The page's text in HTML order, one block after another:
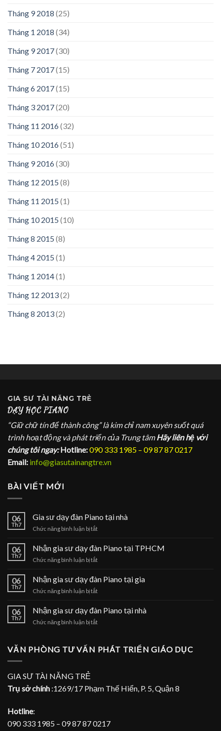
Tháng 9 2018 (25)
Tháng 1 2018 (34)
Tháng 9 2017(30)
Tháng 7 2017(15)
Tháng 6 2017(15)
Tháng 3 2017(20)
Tháng 11 2016(32)
Tháng 10 2016(51)
Tháng 9 2016(30)
Tháng 12 2015 (8)
Tháng 11 2015 (1)
Tháng 10 2015 (10)
Tháng 8 2015 (8)
Tháng 4 2015 (1)
Tháng 1 2014(1)
Tháng 12 2013(2)
Tháng 8 2013(2)
GIA SƯ TÀI NĂNG TRẺ
DẠY HỌC PIANO
“Giữ chữ tín để thành công” là kim chỉ nam xuyên suốt quá
trình hoạt động và phát triển của Trung tâm Hãy liên hệ với
chúng tôi ngay: Hotline:090 333 1985 – 09 87 87 0217
Email: info@giasutainangtre.vn
BÀI VIẾT MỚI
06
Th7
Gia sư dạy đàn Piano tại nhà
Chức năng bình luận bị tắtở
dạy
đàn
tại
06
Th7
Nhận gia sư dạy đàn Piano tại TPHCM
Chức năng bình luận bị tắtở
gia
sư
dạy
Piano
TPHCM
06
Th7
Nhận gia sư dạy đàn Piano tại gia
Chức năng bình luận bị tắtở
gia
sư
dạy
tại
06
Th7
Nhận gia sư dạy đàn Piano tại nhà
Chức năng bình luận bị tắtở
sư
nhà
VĂN PHÒNG TƯ VẤN PHÁT TRIỂN GIÁO DỤC
GIA SƯ TÀI NĂNG TRẺ
Trụ sở chính :1269/17 Phạm Thế Hiển, P. 5, Quận 8
Hotline:
090 333 1985 – 09 87 87 0217